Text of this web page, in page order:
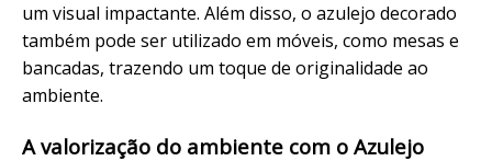
um visual impactante. Além disso, o azulejo decorado
também pode ser utilizado em móveis, como mesas e
bancadas, trazendo um toque de originalidade ao
ambiente.
A valorização do ambiente com o Azulejo